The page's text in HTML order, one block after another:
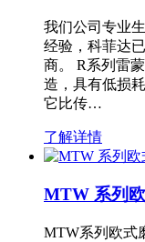
我们公司专业
经验，科菲达
商。 R系列雷
造，具有低损
它比传…
了解详情
MTW 系列
MTW系列欧式